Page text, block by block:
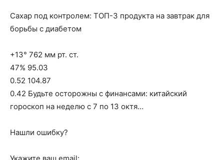
Сахар под контролем: ТОП-3 продукта на завтрак для
борьбы с диабетом
+13° 762 мм рт. ст.
47% 95.03
0.52 104.87
0.42 Будьте осторожны с финансами: китайский
гороскоп на неделю с 7 по 13 октя…
Нашли ошибку?